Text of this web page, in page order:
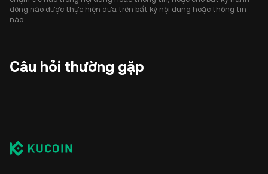
động nào được thực hiện dựa trên bất kỳ nội dung hoặc thông tin
nào.
Câu hỏi thường gặp